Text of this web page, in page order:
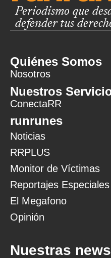
Periodismo que
defender tus
Quiénes Somos
Nosotros
Nuestros
ConectaRR
runrunes
Noticias
RRPLUS
Monitor de Víctimas
Reportajes Especiales
El Megafono
Opinión
Nuestras